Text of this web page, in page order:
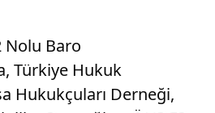
Nolu Baro
Türkiye Hukuk
Hukukçuları Derneği,